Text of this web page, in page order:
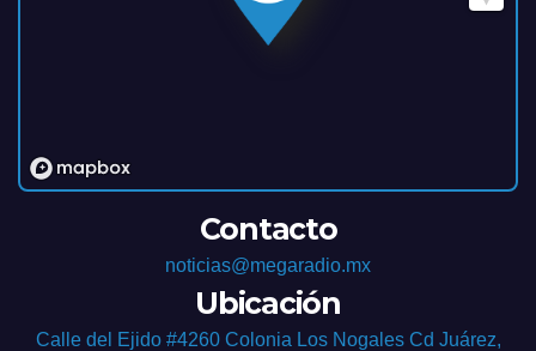
Contacto
noticias@megaradio.mx
Ubicación
Calle del Ejido #4260 Colonia Los Nogales Cd Juárez,